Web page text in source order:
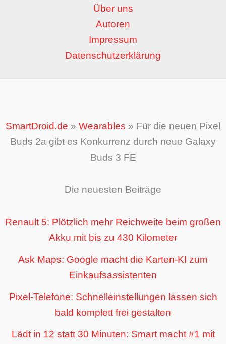
Über uns
Autoren
Impressum
Datenschutzerklärung
SmartDroid.de » Wearables » Für die neuen Pixel
Buds 2a gibt es Konkurrenz durch neue Galaxy
Buds 3 FE
Die neuesten Beiträge
Renault 5: Plötzlich mehr Reichweite beim großen
Akku mit bis zu 430 Kilometer
Ask Maps: Google macht die Karten-KI zum
Einkaufsassistenten
Pixel-Telefone: Schnelleinstellungen lassen sich
bald komplett frei gestalten
Lädt in 12 statt 30 Minuten: Smart macht #1 mit